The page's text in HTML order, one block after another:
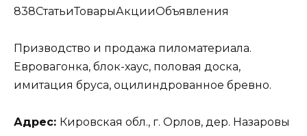
838СтатьиТоварыАкцииОбъявления
Призводство и продажа пиломатериала.
Евровагонка, блок-хаус, половая доска,
имитация бруса, оцилиндрованное бревно.
Адрес: Кировская обл., г. Орлов, дер. Назаровы